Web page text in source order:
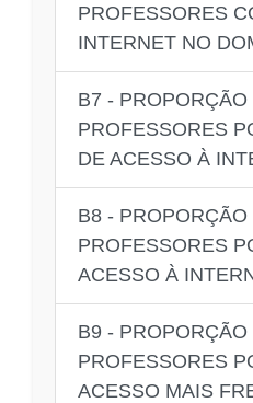
PROFESSORES
INTERNET NO
B7 - PROPORÇÃO
PROFESSORES
DE ACESSO À
B8 - PROPORÇÃO
PROFESSORES
ACESSO À
B9 - PROPORÇÃO
PROFESSORES
ACESSO MAIS